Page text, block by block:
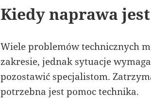
Kiedy naprawa
Wiele problemów technicznych
zakresie, jednak sytuacje
pozostawić specjalistom.
potrzebna jest pomoc technika.